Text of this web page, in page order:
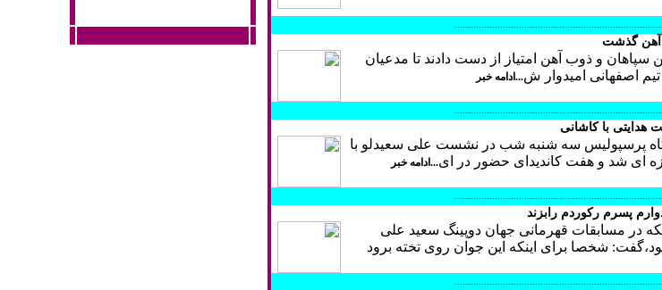
آهن گذشت
سپاهان و ذوب آهن امتیاز از دست دادند تا مدعیان
اصفهانی امیدوار ش...ادامه خبر
با کاشانی
پرسپولیس سه شنبه شب در نشست علی سعیدلو با
ای شد و هفت کاندیدای حضور در ای...ادامه خبر
پسرم رکوردم رابزند
در مسابقات قهرمانی جهان دوپینگ سعید علی
شخصا برای اینکه این جوان روی تخته برود